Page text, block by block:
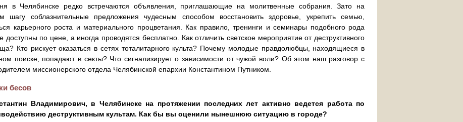
в Челябинске редко встречаются объявления, приглашающие на молитвенные собрания. Зато на
шагу соблазнительные предложения чудесным способом восстановить здоровье, укрепить семью,
карьерного роста и материального процветания. Как правило, тренинги и семинары подобного рода
доступны по цене, а иногда проводятся бесплатно. Как отличить светское мероприятие от деструктивного
Кто рискует оказаться в сетях тоталитарного культа? Почему молодые правдолюбцы, находящиеся в
поиске, попадают в секты? Что сигнализирует о зависимости от чужой воли? Об этом наш разговор с
миссионерского отдела Челябинской епархии Константином Путником.
бесов
Владимирович, в Челябинске на протяжении последних лет активно ведется работа по
деструктивным культам. Как бы вы оценили нынешнюю ситуацию в городе?